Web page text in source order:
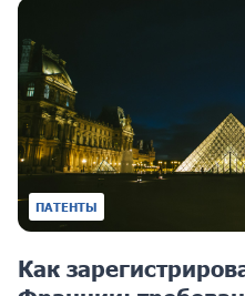
ПАТЕНТЫ
Как